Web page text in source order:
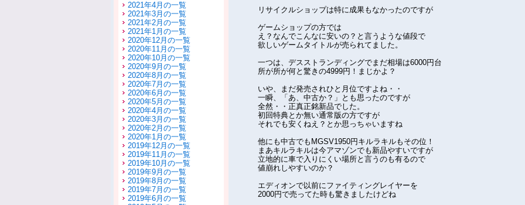
2021年4月の一覧
2021年3月の一覧
2021年2月の一覧
2021年1月の一覧
2020年12月の一覧
2020年11月の一覧
2020年10月の一覧
2020年9月の一覧
2020年8月の一覧
2020年7月の一覧
2020年6月の一覧
2020年5月の一覧
2020年4月の一覧
2020年3月の一覧
2020年2月の一覧
2020年1月の一覧
2019年12月の一覧
2019年11月の一覧
2019年10月の一覧
2019年9月の一覧
2019年8月の一覧
2019年7月の一覧
2019年6月の一覧
リサイクルショップは特に成果もなかったのですが
ゲームショップの方では
え？なんでこんなに安いの？と言うような値段で
欲しいゲームタイトルが売られてました。
一つは、デスストランディングでまだ相場は6000円台
所が所が何と驚きの4999円！まじかよ？
いや、まだ発売されひと月位ですよね・・
一瞬、「あ、中古か？」とも思ったのですが
全然・・正真正銘新品でした。
初回特典とか無い通常版の方ですが
それでも安くねえ？とか思っちゃいますね
他にも中古でもMGSV1950円キルラキルもその位！
まあキルラキルは今アマゾンでも新品やすいですが
立地的に車で入りにくい場所と言うのも有るので
値崩れしやすいのか？
エディオンで以前にファイティングレイヤーを
2000円で売ってた時も驚きましたけどね